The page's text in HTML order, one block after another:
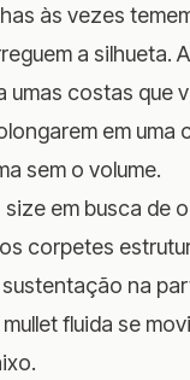
às vezes
a silhueta.
umas costas que
em uma
sem o volume.
size em busca de
corpetes
na
fluida se